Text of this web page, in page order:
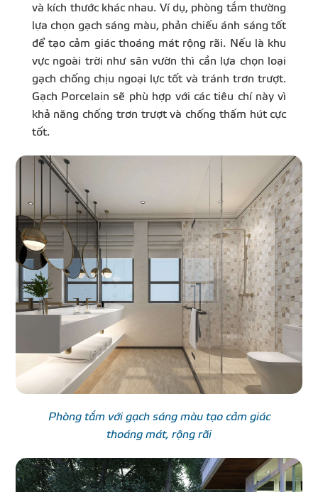
và kích thước khác nhau. Ví dụ, phòng tắm thường
lựa chọn gạch sáng màu, phản chiếu ánh sáng tốt
để tạo cảm giác thoáng mát rộng rãi. Nếu là khu
vực ngoài trời như sân vườn thì cần lựa chọn loại
gạch chống chịu ngoại lực tốt và tránh trơn trượt.
Gạch Porcelain sẽ phù hợp với các tiêu chí này vì
khả năng chống trơn trượt và chống thấm hút cực
tốt.
Phòng tắm với gạch sáng màu tạo cảm giác
thoáng mát, rộng rãi